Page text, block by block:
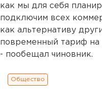
как мы для себя
подключим всех
как альтернативу
повременный тариф на
- пообещал чиновник.
Общество